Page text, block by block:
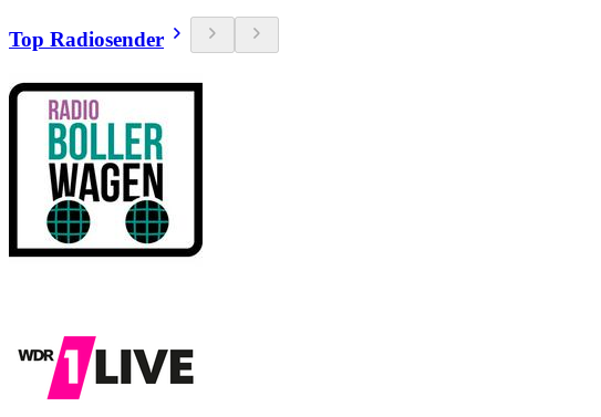
Top Radiosender